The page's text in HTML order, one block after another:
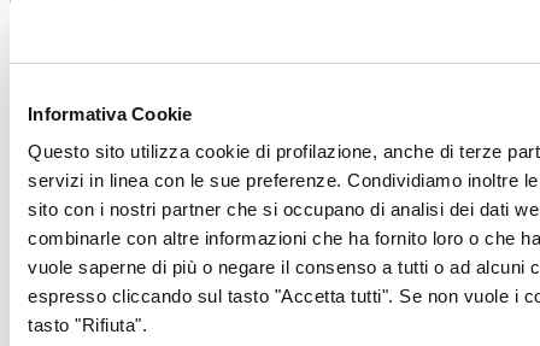
Informativa Cookie
Questo sito utilizza cookie di profilazione, anche di terze
servizi in linea con le sue preferenze. Condividiamo inoltre
sito con i nostri partner che si occupano di analisi dei dati
combinarle con altre informazioni che ha fornito loro o che
vuole saperne di più o negare il consenso a tutti o ad alcuni
espresso cliccando sul tasto "Accetta tutti". Se non vuole i
tasto "Rifiuta".
Vai al
Superfici Ceramiche
Gigacer
grès porcellanato